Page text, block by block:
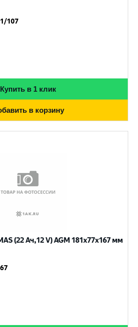
107
Купить в 1 клик
в корзину
(22 Ач,12 V) AGM 181x77x167 мм